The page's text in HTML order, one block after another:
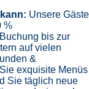
Unsere Gäste
%
bis zur
auf vielen
&
exquisite Menüs
Sie täglich neue